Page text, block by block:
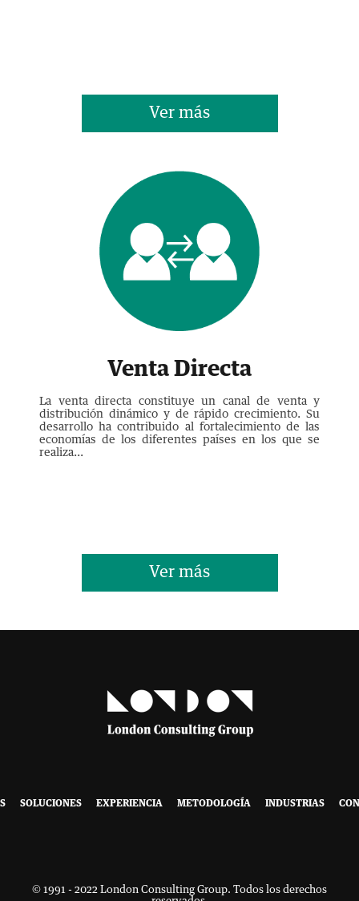
Ver más
Venta Directa
La venta directa constituye un canal de venta y
distribución dinámico y de rápido crecimiento. Su
desarrollo ha contribuido al fortalecimiento de las
economías de los diferentes países en los que se
realiza...
Ver más
SOLUCIONES EXPERIENCIA METODOLOGÍA INDUSTRIAS
© 1991 - 2022 London Consulting Group. Todos los derechos